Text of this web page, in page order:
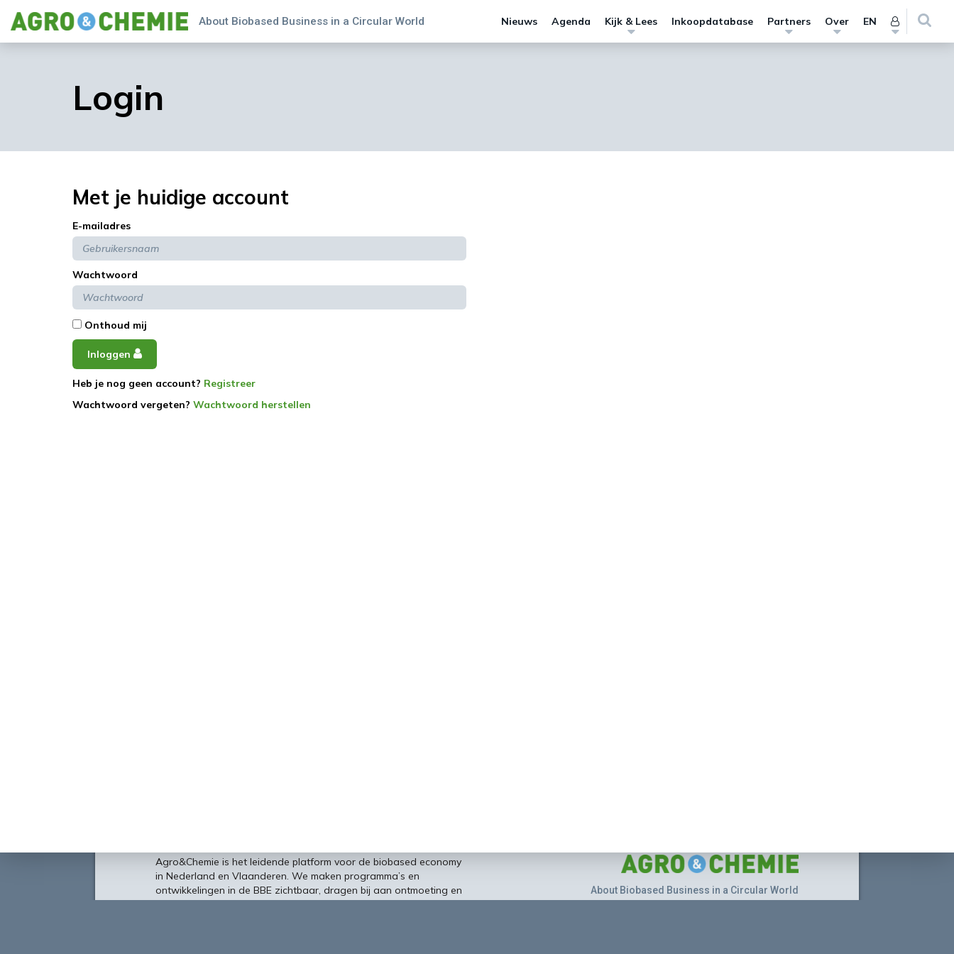
About Biobased Business in a Circular World Nieuws Agenda Kijk & Lees Inkoopdatabase Partners Over EN
Login
Met je huidige account
E-mailadres
Wachtwoord
Onthoud mij
Inloggen
Heb je nog geen account? Registreer
Wachtwoord vergeten? Wachtwoord herstellen
Agro&Chemie is het leidende platform voor de biobased economy
in Nederland en Vlaanderen. We maken programma’s en
ontwikkelingen in de BBE zichtbaar, dragen bij aan ontmoeting en
verbinding tussen ondernemers, kennisinstellingen en overheid en
About Biobased Business in a Circular World